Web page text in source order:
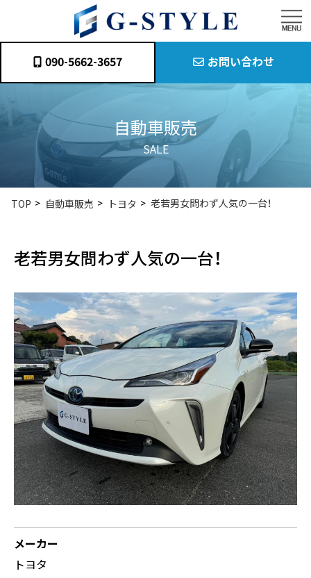
090-5662-3657 お問い合わせ
自動車販売
SALE
TOP 自動車販売 トヨタ 老若男女問わず人気の一台！
老若男女問わず人気の一台！
メーカー
トヨタ